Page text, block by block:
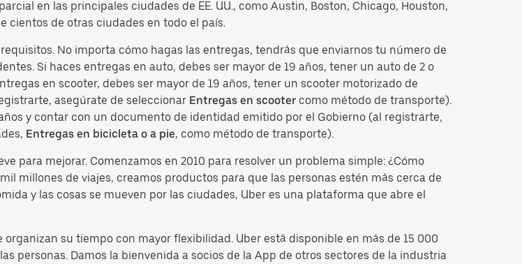
en las principales ciudades de EE. UU., como Austin, Boston, Chicago, Houston,
cientos de otras ciudades en todo el país.
No importa cómo hagas las entregas, tendrás que enviarnos tu número de
Si haces entregas en auto, debes ser mayor de 19 años, tener un auto de 2 o
en scooter, debes ser mayor de 19 años, tener un scooter motorizado de
asegúrate de seleccionar Entregas en scooter como método de transporte).
y contar con un documento de identidad emitido por el Gobierno (al registrarte,
Entregas en bicicleta o a pie, como método de transporte).
para mejorar. Comenzamos en 2010 para resolver un problema simple: ¿Cómo
millones de viajes, creamos productos para que las personas estén más cerca de
y las cosas se mueven por las ciudades, Uber es una plataforma que abre el
su tiempo con mayor flexibilidad. Uber está disponible en más de 15 000
personas. Damos la bienvenida a socios de la App de otros sectores de la industria